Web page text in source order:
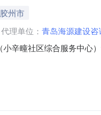
州市
代理单位： 青岛海源建设咨
辛疃社区综合服务中心
合服务中心）设计施工
系人：陈同强联系电话